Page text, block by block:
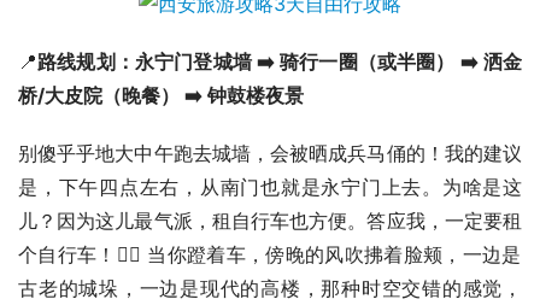
📍路线规划：永宁门登城墙 ➡️ 骑行一圈（或半圈） ➡️ 洒金
桥/大皮院（晚餐） ➡️ 钟鼓楼夜景
别傻乎乎地大中午跑去城墙，会被晒成兵马俑的！我的建议
是，下午四点左右，从南门也就是永宁门上去。为啥是这
儿？因为这儿最气派，租自行车也方便。答应我，一定要租
个自行车！🚴‍♀️ 当你蹬着车，傍晚的风吹拂着脸颊，一边是
古老的城垛，一边是现代的高楼，那种时空交错的感觉，